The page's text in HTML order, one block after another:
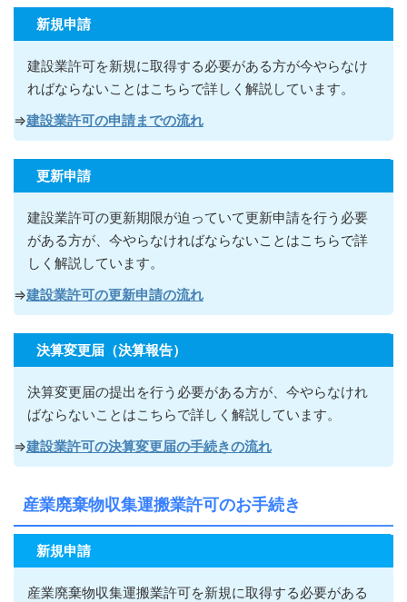
新規申請
建設業許可を新規に取得する必要がある方が今やらなけ
ればならないこ とはこちらで詳しく解説しています。
⇒建設業許可の申請までの流れ
更新申請
建設業許可の更新期限が迫っていて更新申請を行う必要
がある方が 、今やらなければならないこ とはこちらで詳
しく解説しています。
⇒建設業許可の更新申請の流れ
決算変更届（決算報告）
決算変更届の提出を行う必要がある方が 、今やらなけれ
ばならないこ とはこちらで詳しく解説しています。
⇒建設業許可の決算変更届の手続きの流れ
産業廃棄物収集運搬業許可のお手続き
新規申請
産業廃棄物収集運搬業許可を新規に取得する必要がある